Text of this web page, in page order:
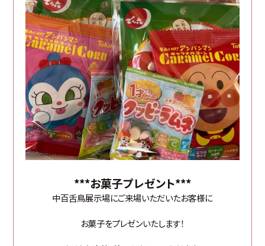
***お菓子プレゼント***
中百舌鳥展示場にご来場いただいたお客様に
お菓子をプレゼンいたします！